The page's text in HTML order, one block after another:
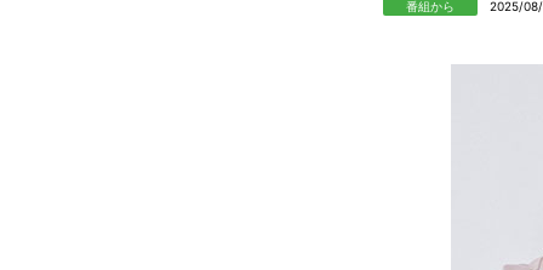
番組から 2025/